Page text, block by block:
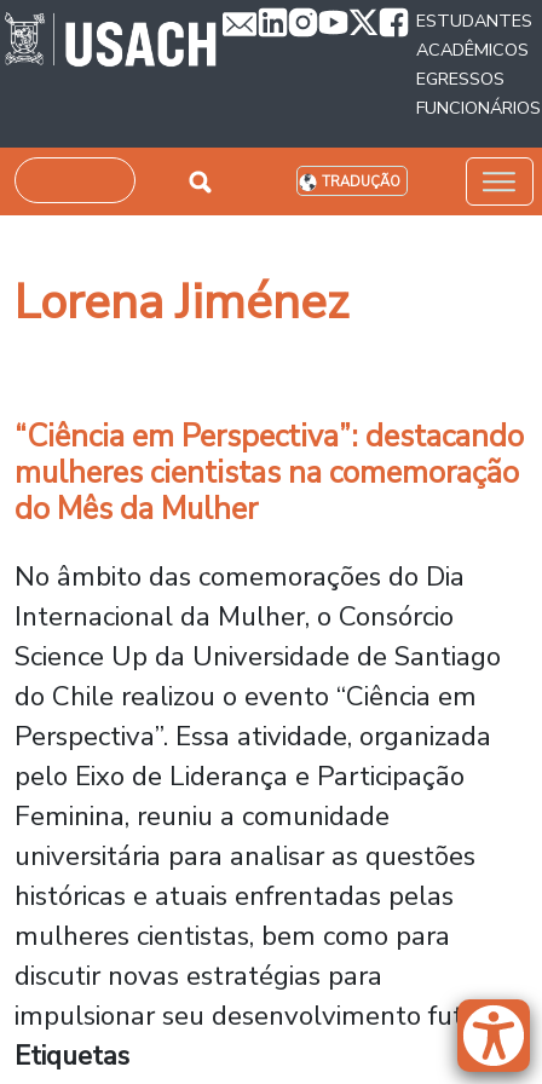
Passar para o conteúdo principal
ESTUDANTES
ACADÊMICOS
EGRESSOS
FUNCIONÁRIOS
Pesquisar TRADUÇÃO
Lorena Jiménez
“Ciência em Perspectiva”: destacando
mulheres cientistas na comemoração
do Mês da Mulher
No âmbito das comemorações do Dia
Internacional da Mulher, o Consórcio
Science Up da Universidade de Santiago
do Chile realizou o evento “Ciência em
Perspectiva”. Essa atividade, organizada
pelo Eixo de Liderança e Participação
Feminina, reuniu a comunidade
universitária para analisar as questões
históricas e atuais enfrentadas pelas
mulheres cientistas, bem como para
discutir novas estratégias para
impulsionar seu desenvolvimento futuro.
Etiquetas